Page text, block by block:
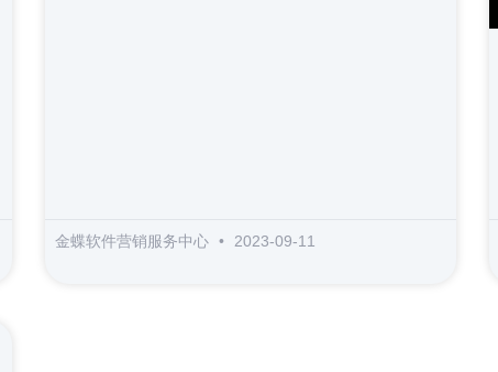
金蝶软件营销服务中心 2023-09-11